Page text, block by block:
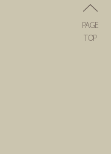
PAGE
TOP